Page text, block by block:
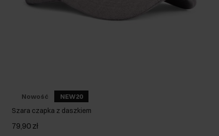
Nowość NEW20
Szara czapka z daszkiem
79,90 zł